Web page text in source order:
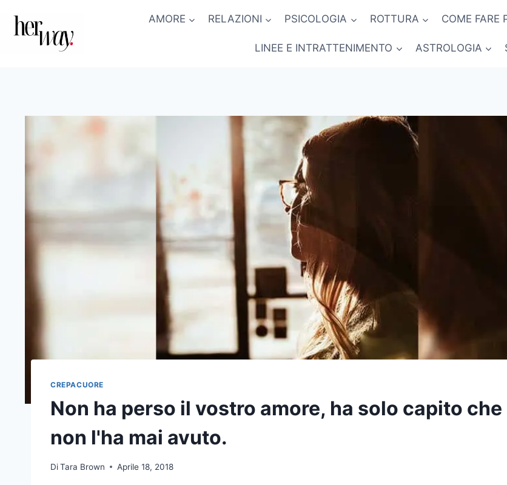
contenuto
AMORE RELAZIONI PSICOLOGIA ROTTURA COME FARE
LINEE E INTRATTENIMENTO ASTROLOGIA
CREPACUORE
Non ha perso il vostro amore, ha solo capito che
non l'ha mai avuto.
DiTara Brown Aprile 18, 2018